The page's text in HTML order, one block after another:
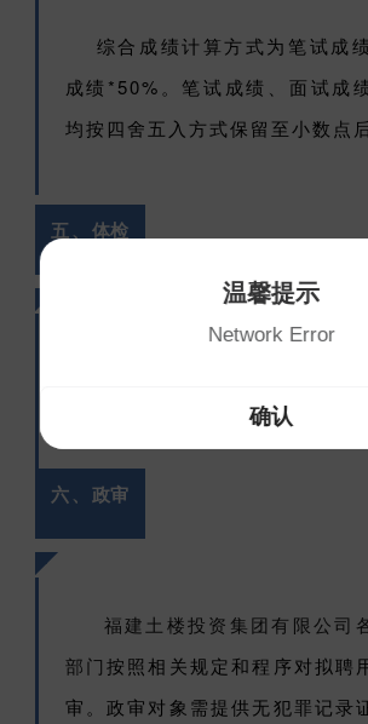
综合成绩计算方式为笔试成
成绩*50%。笔试成绩、面试成
均按四舍五入方式保留至小数点
五、 体检
级以上医院体检报告。
六、 政审
福建土楼投资集团有限公司
部门按照相关规定和程序对拟聘
审。政审对象需提供无犯罪记录
温馨提示
Network Error
确认